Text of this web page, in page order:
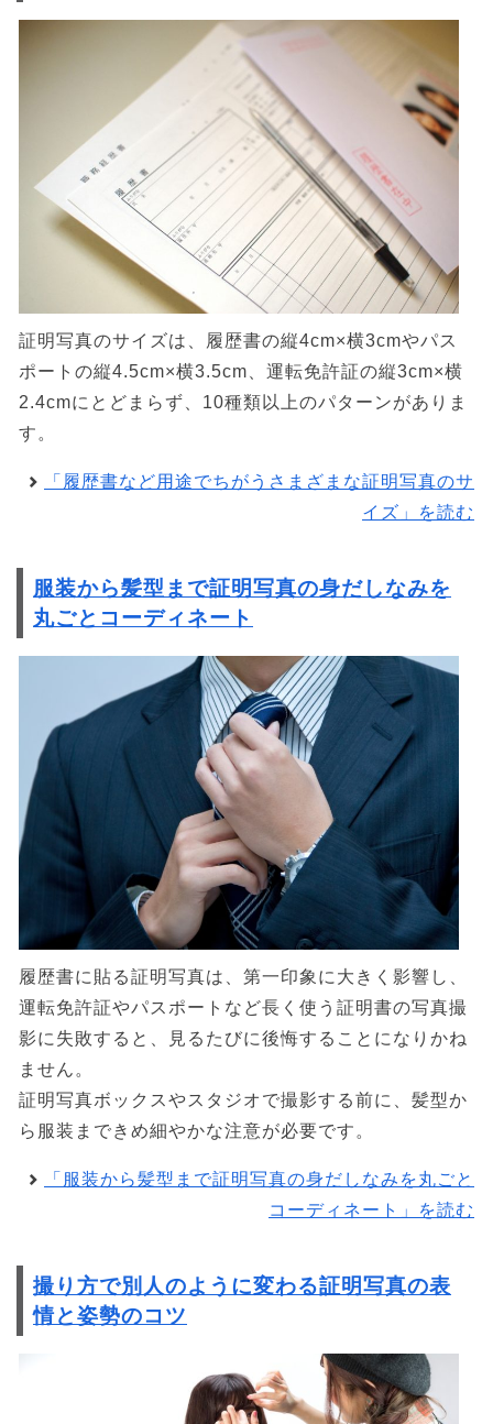
証明写真のサイズは、履歴書の縦4cm×横3cmやパス
ポートの縦4.5cm×横3.5cm、運転免許証の縦3cm×横
2.4cmにとどまらず、10種類以上のパターンがありま
す。
「履歴書など用途でちがうさまざまな証明写真のサ
イズ」を読む
服装から髪型まで証明写真の身だしなみを
丸ごとコーディネート
履歴書に貼る証明写真は、第一印象に大きく影響し、
運転免許証やパスポートなど長く使う証明書の写真撮
影に失敗すると、見るたびに後悔することになりかね
ません。
証明写真ボックスやスタジオで撮影する前に、髪型か
ら服装まできめ細やかな注意が必要です。
「服装から髪型まで証明写真の身だしなみを丸ごと
コーディネート」を読む
撮り方で別人のように変わる証明写真の表
情と姿勢のコツ